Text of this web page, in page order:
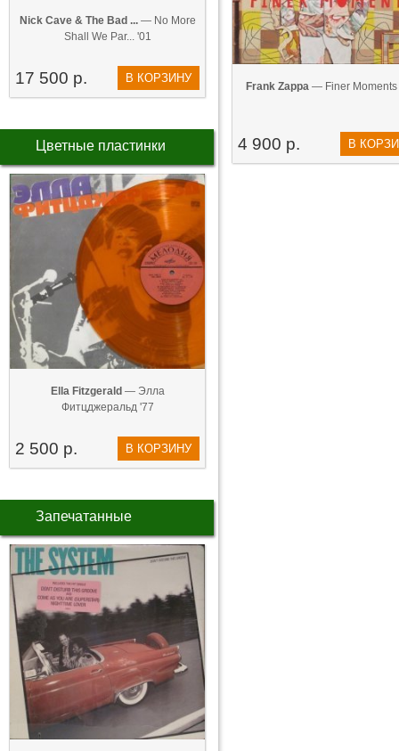
Nick Cave & The Bad ...— No More
Shall We Par... '01
17 500 р. В КОРЗИНУ
Цветные пластинки
Ella Fitzgerald — Элла
Фитцджеральд '77
2 500 р. В КОРЗИНУ
Запечатанные
Frank Zappa — Finer Moments
4 900 р. В